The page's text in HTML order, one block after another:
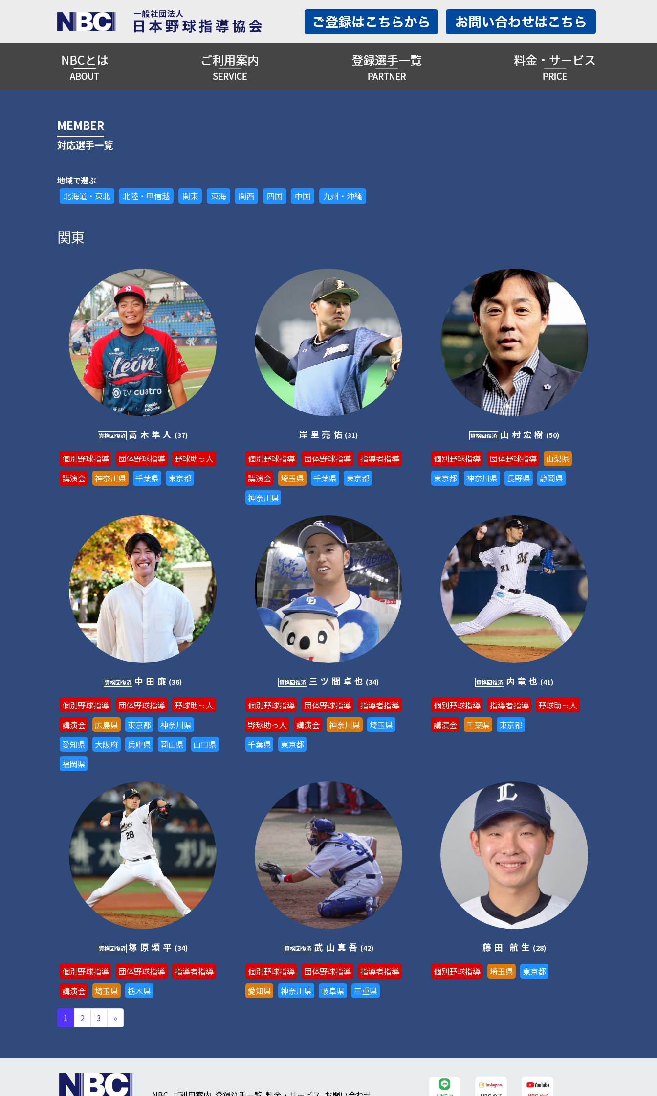
MEMBER
対応選手一覧
地域で選ぶ
北海道・東北
北陸・甲信越 関東 東海 関西 四国 中国 九州・沖縄
関東
資格回復済 高木隼人 (37)
個別野球指導 団体野球指導
野球助っ人
講演会
神奈川県 千葉県 東京都
岸里亮佑 (31)
個別野球指導 団体野球指導
指導者指導
講演会
埼玉県 千葉県
東京都
神奈川県
資格回復済 山村宏樹 (50)
個別野球指導 団体野球指導
山梨県
東京都
神奈川県 長野県 静岡県
資格回復済 中田廉 (36)
個別野球指導 団体野球指導
野球助っ人
講演会
広島県 東京都
神奈川県
愛知県
大阪府 兵庫県 岡山県
山口県
福岡県
資格回復済 三ツ間卓也 (34)
個別野球指導 団体野球指導
指導者指導
野球助っ人
講演会 神奈川県
埼玉県
千葉県
東京都
資格回復済 内竜也 (41)
個別野球指導 指導者指導
野球助っ人
講演会
千葉県 東京都
資格回復済 塚原頌平 (34)
個別野球指導 団体野球指導
指導者指導
講演会
埼玉県 栃木県
資格回復済 武山真吾 (42)
個別野球指導 団体野球指導
指導者指導
愛知県
神奈川県 岐阜県 三重県
藤田 航生 (28)
個別野球指導 埼玉県 東京都
投稿ナビゲーション
1 2 3 »